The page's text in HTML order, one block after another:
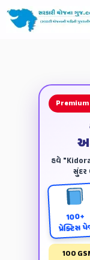
હવે
સુંદર
100+
પ્રેક્ટિસ
100